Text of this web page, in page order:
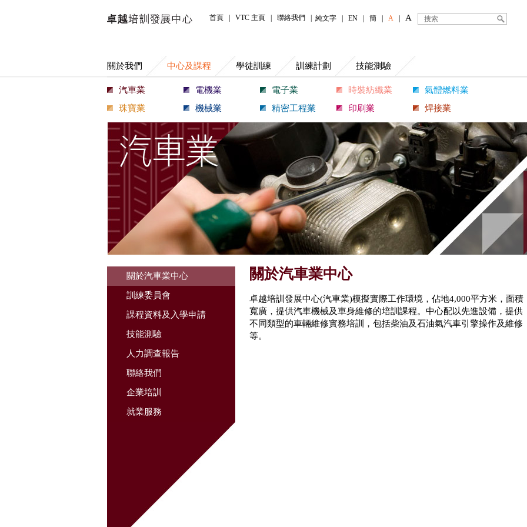
首頁 VTC 主頁 聯絡我們 純文字 EN 簡 A A
關於我們 中心及課程 學徒訓練 訓練計劃 技能測驗
中心及課程
汽車業 電機業 電子業 時裝紡織業
氣體燃料業
珠寶業
機械業 精密工程業 印刷業 焊接業
關於汽車業中心
訓練委員會
課程資料及入學申請
技能測驗
人力調查報告
聯絡我們
企業培訓
就業服務
關於汽車業中心
卓越培訓發展中心(汽車業)模擬實際工作環境，佔地4,000平方米，面積
寬廣，提供汽車機械及車身維修的培訓課程。中心配以先進設備，提供
不同類型的車輛維修實務培訓，包括柴油及石油氣汽車引擎操作及維修
等。